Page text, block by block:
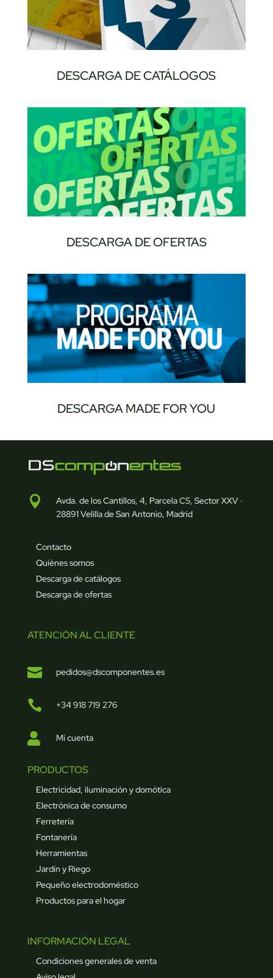
DESCARGA DE CATÁLOGOS
DESCARGA DE OFERTAS
DESCARGA MADE FOR YOU

Avda. de los Cantillos, 4, Parcela C5, Sector XXV ·
28891 Velilla de San Antonio, Madrid
Contacto
Quiénes somos
Descarga de catálogos
Descarga de ofertas
ATENCIÓN AL CLIENTE
 pedidos@dscomponentes.es
 +34 918 719 276
 Mi cuenta
PRODUCTOS
Electricidad, iluminación y domótica
Electrónica de consumo
Ferretería
Fontanería
Herramientas
Jardín y Riego
Pequeño electrodoméstico
Productos para el hogar
INFORMACIÓN LEGAL
Condiciones generales de venta